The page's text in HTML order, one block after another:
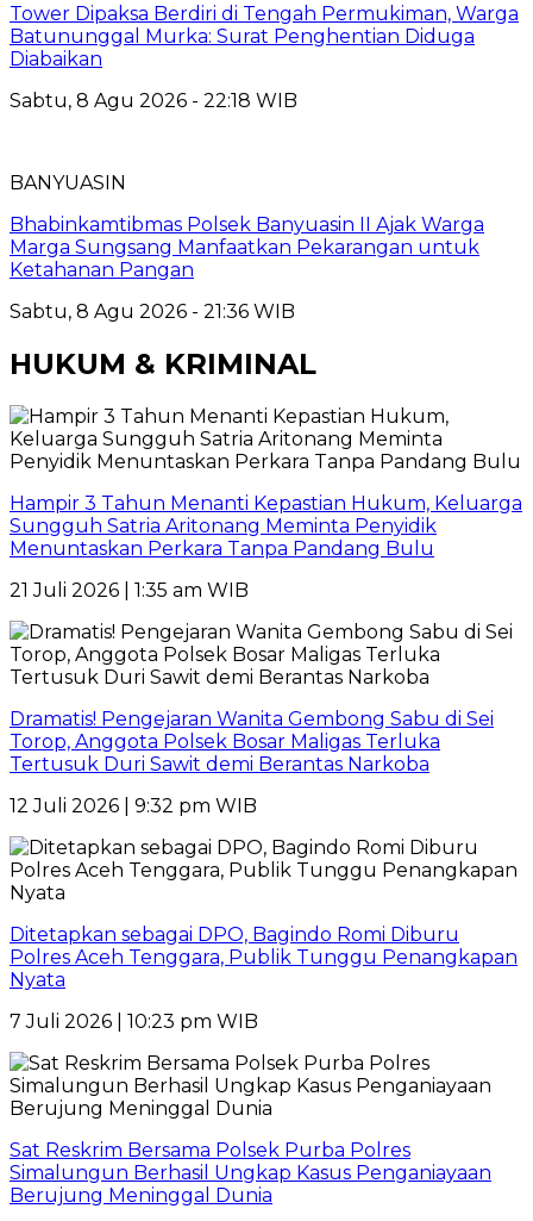
Tower Dipaksa Berdiri di Tengah Permukiman, Warga
Batununggal Murka: Surat Penghentian Diduga
Diabaikan
Sabtu, 8 Agu 2026 - 22:18 WIB
BANYUASIN
Bhabinkamtibmas Polsek Banyuasin II Ajak Warga
Marga Sungsang Manfaatkan Pekarangan untuk
Ketahanan Pangan
Sabtu, 8 Agu 2026 - 21:36 WIB
HUKUM & KRIMINAL
Hampir 3 Tahun Menanti Kepastian Hukum, Keluarga
Sungguh Satria Aritonang Meminta Penyidik
Menuntaskan Perkara Tanpa Pandang Bulu
21 Juli 2026 | 1:35 am WIB
Dramatis! Pengejaran Wanita Gembong Sabu di Sei
Torop, Anggota Polsek Bosar Maligas Terluka
Tertusuk Duri Sawit demi Berantas Narkoba
12 Juli 2026 | 9:32 pm WIB
Ditetapkan sebagai DPO, Bagindo Romi Diburu
Polres Aceh Tenggara, Publik Tunggu Penangkapan
Nyata
7 Juli 2026 | 10:23 pm WIB
Sat Reskrim Bersama Polsek Purba Polres
Simalungun Berhasil Ungkap Kasus Penganiayaan
Berujung Meninggal Dunia